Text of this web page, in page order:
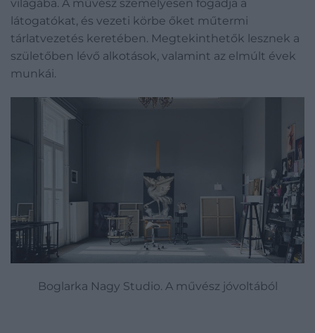
világába. A művész személyesen fogadja a
látogatókat, és vezeti körbe őket műtermi
tárlatvezetés keretében. Megtekinthetők lesznek a
születőben lévő alkotások, valamint az elmúlt évek
munkái.
Boglarka Nagy Studio. A művész jóvoltából